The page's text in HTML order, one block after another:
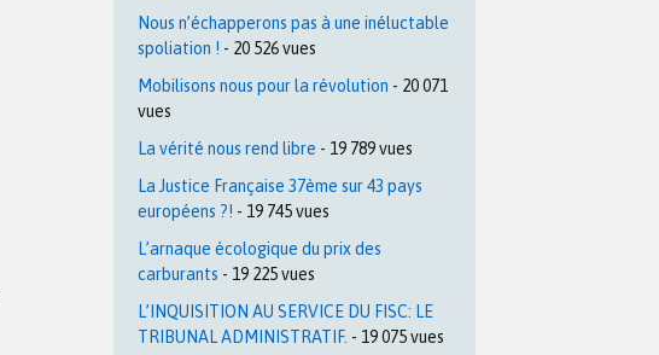
Nous n’échapperons pas à une inéluctable
spoliation ! - 20 526 vues
Mobilisons nous pour la révolution - 20 071
vues
La vérité nous rend libre - 19 789 vues
La Justice Française 37ème sur 43 pays
européens ?! - 19 745 vues
L’arnaque écologique du prix des
carburants - 19 225 vues
L’INQUISITION AU SERVICE DU FISC: LE
TRIBUNAL ADMINISTRATIF. - 19 075 vues